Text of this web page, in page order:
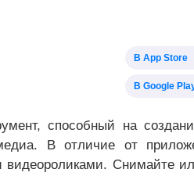
В App Store
В Google
способный на
В отличие от
Снимайте